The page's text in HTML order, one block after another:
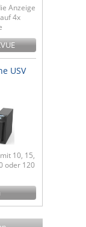
Anzeige
4x
USV
10, 15,
oder 120